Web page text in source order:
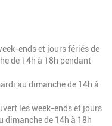
ends et jours fériés de
de 14h à 18h pendant
au dimanche de 14h à
les week-ends et jours
dimanche de 14h à 18h